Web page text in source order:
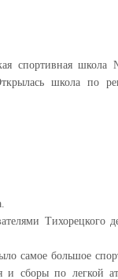
спортивная
школа по
Тихорецкого
самое большое
и сборы по легкой